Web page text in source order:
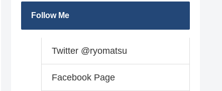
Follow Me
Twitter @ryomatsu
Facebook Page